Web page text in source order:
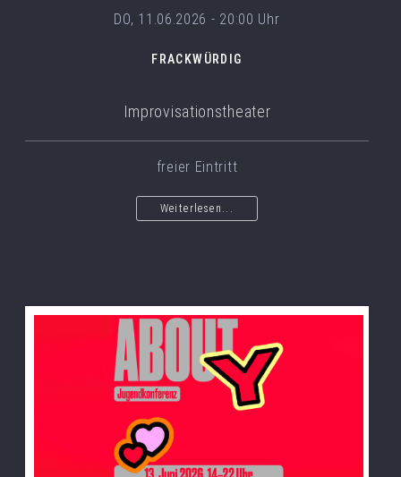
DO, 11.06.2026 - 20:00 Uhr
FRACKWÜRDIG
Improvisationstheater
freier Eintritt
Weiterlesen...